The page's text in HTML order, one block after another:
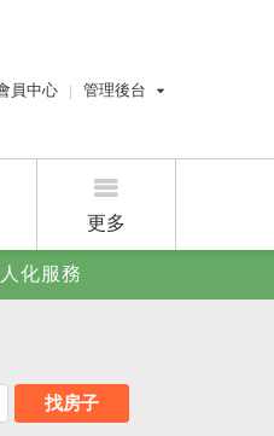
員中心 管理後台
屋主管理後台
更多
賣屋刊登
化服務
找房子